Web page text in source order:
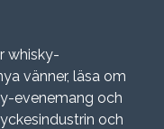
whisky-
vänner, läsa om
evenemang och
och